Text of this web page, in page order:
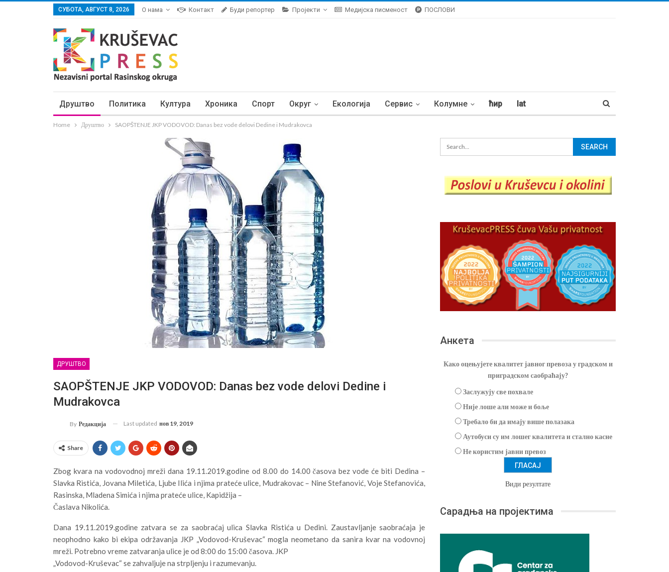
СУБОТА, АВГУСТ 8, 2026 О нама Контакт Буди репортер Пројекти Медијска писменост ПОСЛОВИ
Друштво Политика Култура Хроника Спорт Округ Екологија Сервис Колумне ћир lat
Home Друштво SAOPŠTENJE JKP VODOVOD: Danas bez vode delovi Dedine i Mudrakovca
ДРУШТВО
SAOPŠTENJE JKP VODOVOD: Danas bez vode delovi Dedine i
Mudrakovca
By Редакција Last updated нов 19, 2019
Share
Zbog kvara na vodovodnoj mreži dana 19.11.2019.godine od 8.00 do 14.00 časova bez vode će biti Dedina –
Slavka Ristića, Jovana Miletića, Ljube Ilića i njima prateće ulice, Mudrakovac – Nine Stefanović, Voje Stefanovića,
Rasinska, Mladena Simića i njima prateće ulice, Kapidžija –
Časlava Nikolića.
Dana 19.11.2019.godine zatvara se za saobraćaj ulica Slavka Ristića u Dedini. Zaustavljanje saobraćaja je
neophodno kako bi ekipa održavanja JKP „Vodovod-Kruševac“ mogla neometano da sanira kvar na vodovnoj
mreži. Potrebno vreme zatvaranja ulice je od 8:00 do 15:00 časova. JKP
„Vodovod-Kruševac“ se zahvaljuje na strpljenju i razumevanju.
Анкета
Како оцењујете квалитет јавног превоза у градском и
приградском саобраћају?
Заслужују све похвале
Није лоше али може и боље
Требало би да имају више полазака
Аутобуси су им лошег квалитета и стално касне
Не користим јавни превоз
Види резултате
Сарадња на пројектима